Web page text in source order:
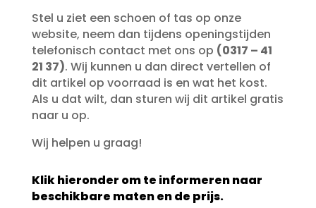
Stel u ziet een schoen of tas op onze
website, neem dan tijdens openingstijden
telefonisch contact met ons op (0317 – 41
21 37). Wij kunnen u dan direct vertellen of
dit artikel op voorraad is en wat het kost.
Als u dat wilt, dan sturen wij dit artikel gratis
naar u op.
Wij helpen u graag!
Klik hieronder om te informeren naar
beschikbare maten en de prijs.